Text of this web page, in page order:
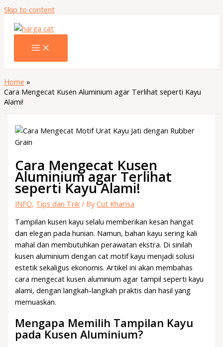
Skip to content
Home
Cara Mengecat Kusen Aluminium agar Terlihat seperti Kayu
Alami!
Cara Mengecat Kusen
Aluminium agar Terlihat
seperti Kayu Alami!
INFO, Tips dan Trik / ByCut Kharisa
Tampilan kusen kayu selalu memberikan kesan hangat
dan elegan pada hunian. Namun, bahan kayu sering kali
mahal dan membutuhkan perawatan ekstra. Di sinilah
kusen aluminium dengan cat motif kayu menjadi solusi
estetik sekaligus ekonomis. Artikel ini akan membahas
cara mengecat kusen aluminium agar tampil seperti kayu
alami, dengan langkah-langkah praktis dan hasil yang
memuaskan.
Mengapa Memilih Tampilan Kayu
pada Kusen Aluminium?